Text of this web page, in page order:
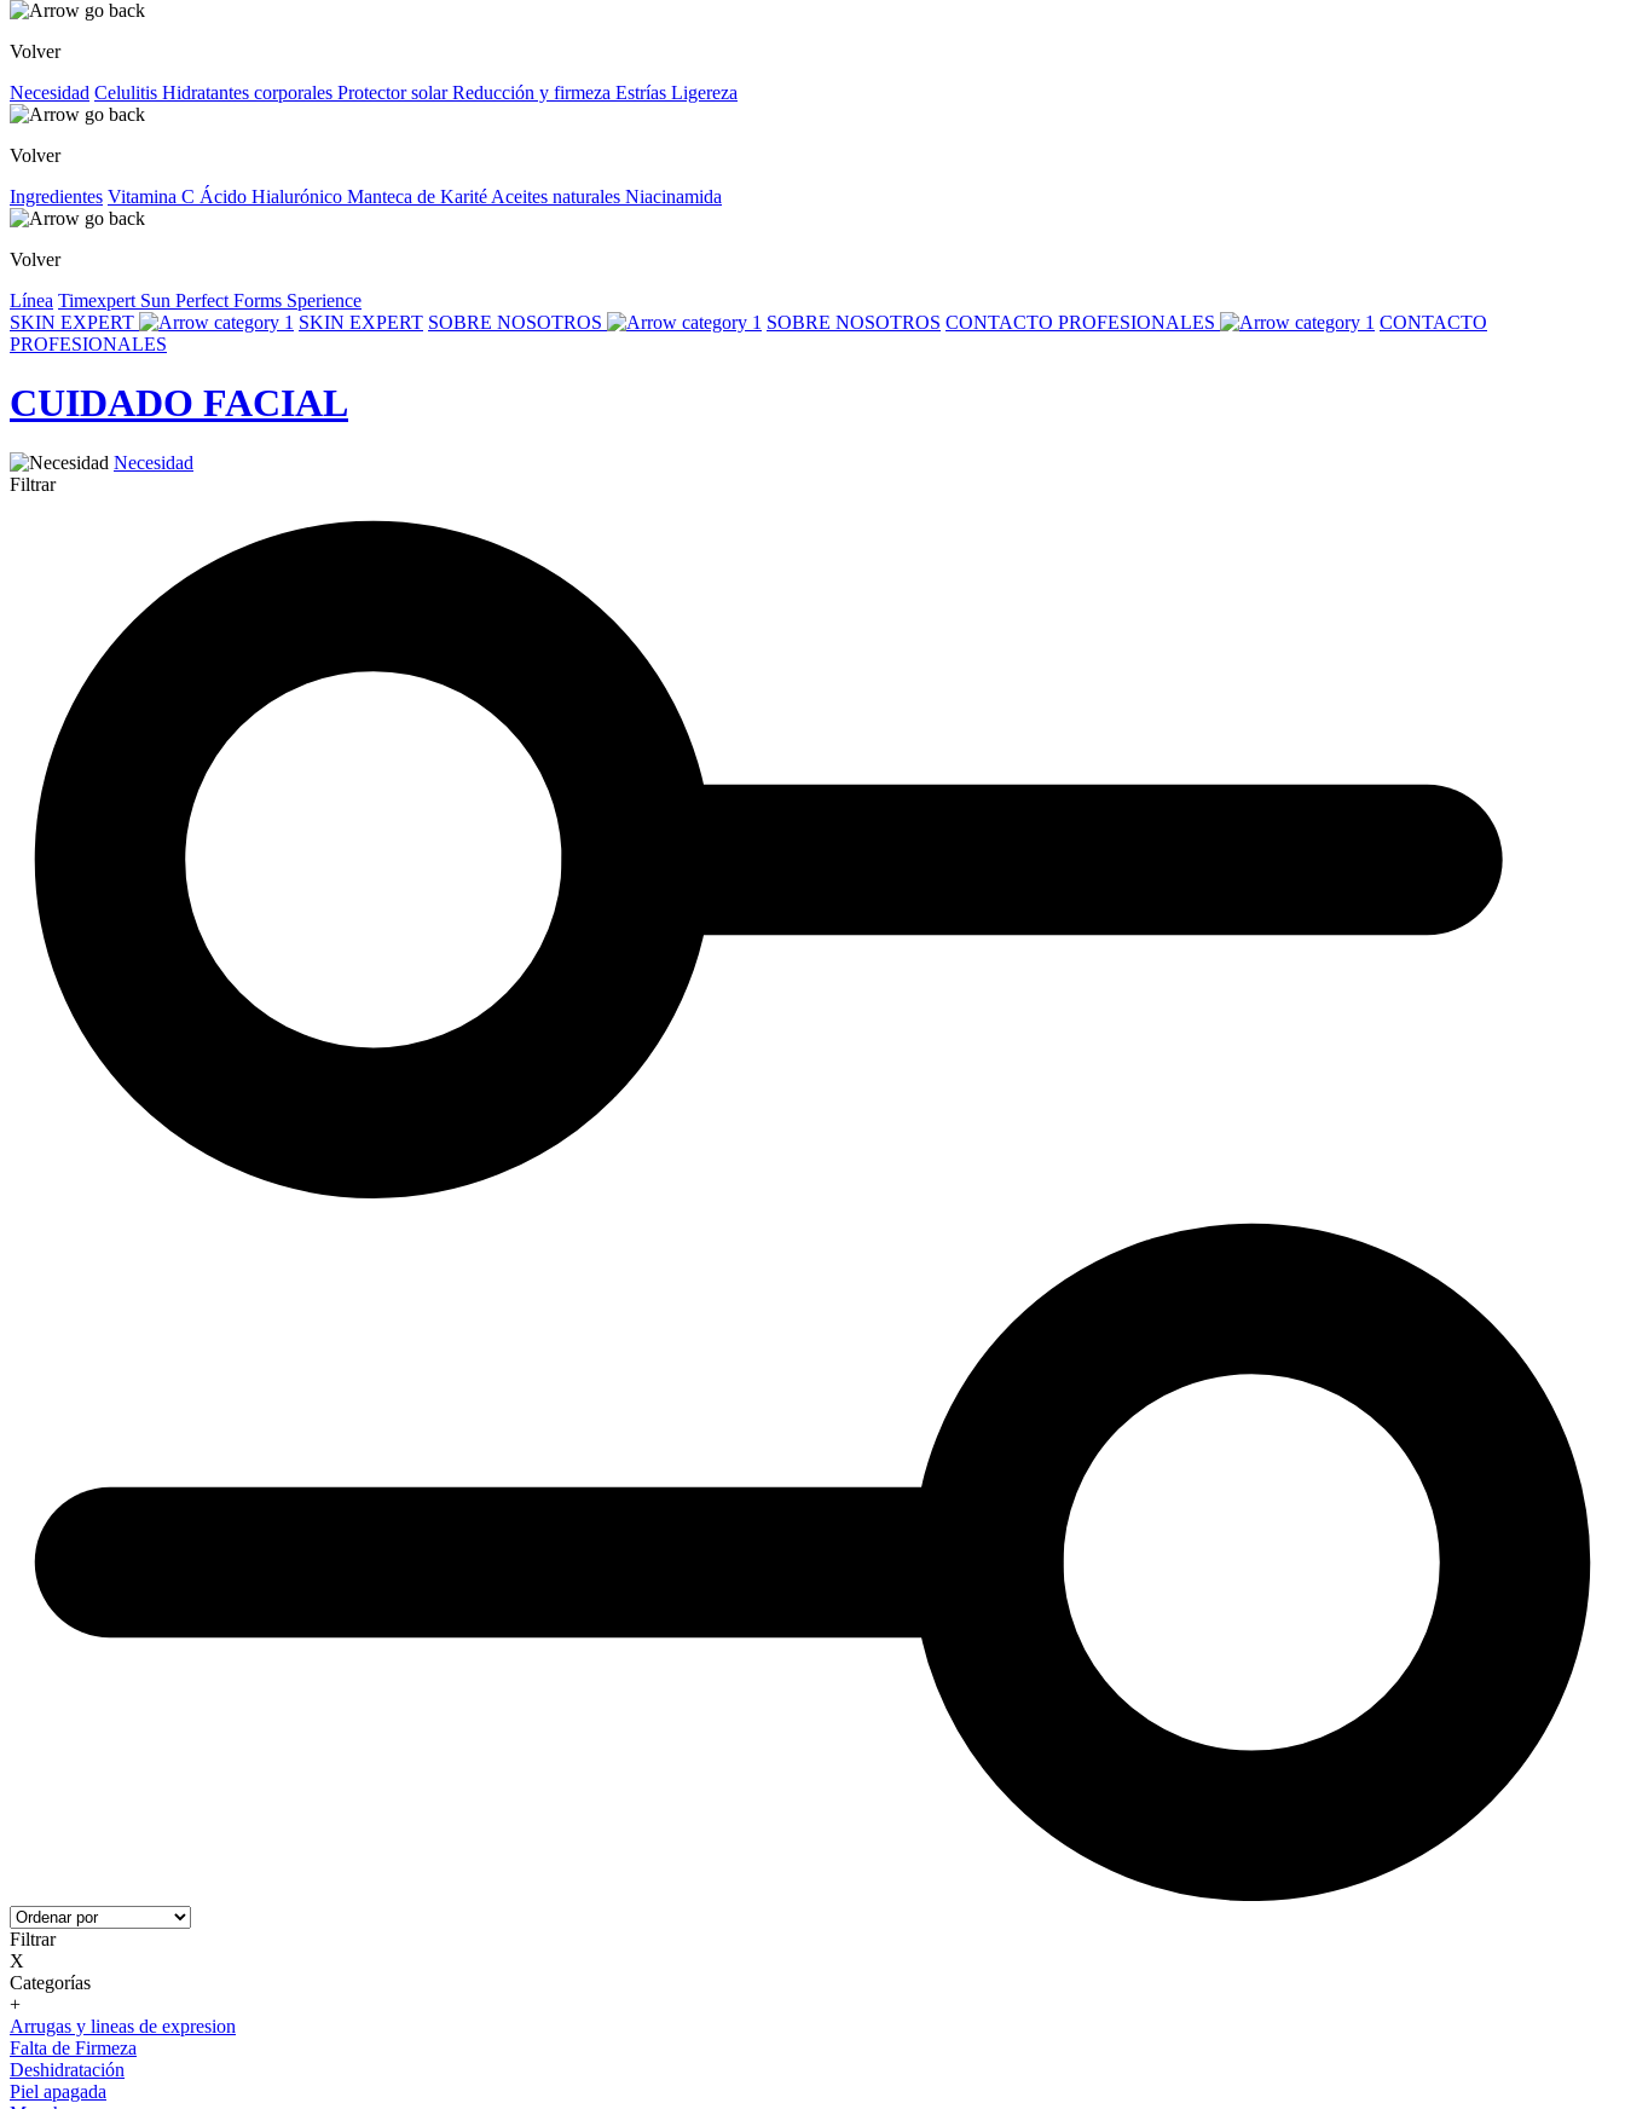
Volver
Necesidad Celulitis Hidratantes corporales Protector solarReducción y firmeza Estrías Ligereza
Volver
Ingredientes Vitamina C Ácido Hialurónico Manteca de Karité Aceites naturales Niacinamida
Volver
Línea Timexpert Sun Perfect Forms Sperience
SKIN EXPERT
SKIN EXPERT SOBRE NOSOTROS SOBRE NOSOTROS CONTACTO PROFESIONALES
CONTACTO
PROFESIONALES
CUIDADO FACIAL
Necesidad
Filtrar
Filtrar
X
Categorías
+
Arrugas y lineas de expresion
Falta de Firmeza
Deshidratación
Piel apagada